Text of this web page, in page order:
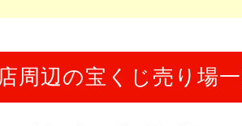
周辺の宝くじ売り場